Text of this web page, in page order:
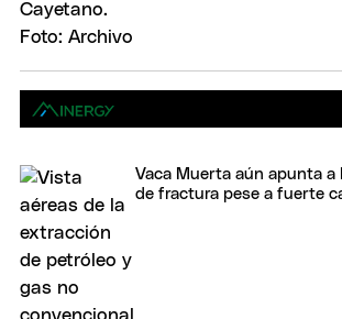
Vaca Muerta aún apunta a
de fractura pese a fuerte